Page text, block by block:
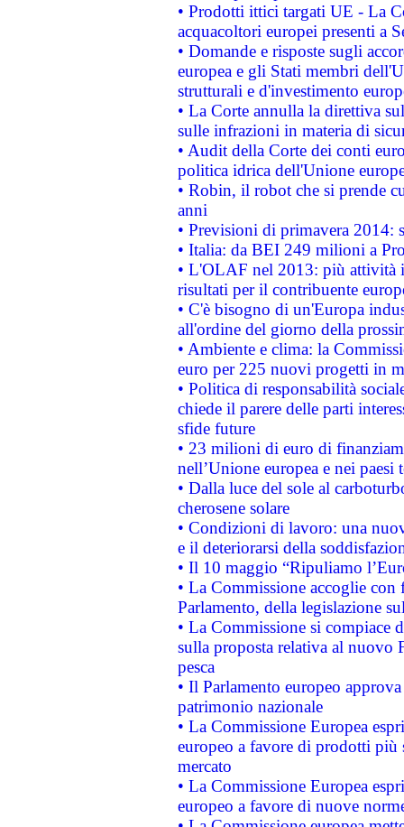
• Prodotti ittici targati UE - La
acquacoltori europei presenti a
• Domande e risposte sugli
europea e gli Stati membri
strutturali e d'investimento
• La Corte annulla la direttiva
sulle infrazioni in materia di
• Audit della Corte dei conti
politica idrica dell'Unione
• Robin, il robot che si prende
anni
• Previsioni di primavera 2014:
• Italia: da BEI 249 milioni a
• L'OLAF nel 2013: più attività
risultati per il contribuente
• C'è bisogno di un'Europa
all'ordine del giorno della
• Ambiente e clima: la
euro per 225 nuovi progetti in
• Politica di responsabilità
chiede il parere delle parti
sfide future
• 23 milioni di euro di
nell’Unione europea e nei paesi
• Dalla luce del sole al
cherosene solare
• Condizioni di lavoro: una
e il deteriorarsi della
• Il 10 maggio “Ripuliamo
• La Commissione accoglie
Parlamento, della legislazione
• La Commissione si compiace
sulla proposta relativa al nuovo
pesca
• Il Parlamento europeo
patrimonio nazionale
• La Commissione Europea
europeo a favore di prodotti
mercato
• La Commissione Europea
europeo a favore di nuove